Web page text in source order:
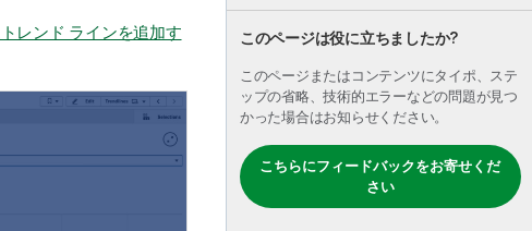
このページは役に立ちましたか?
このページまたはコンテンツにタイポ、ステ
ップの省略、技術的エラーなどの問題が見つ
かった場合はお知らせください。
こちらにフィードバックをお寄せくだ
さい
レンド ラインを追加す